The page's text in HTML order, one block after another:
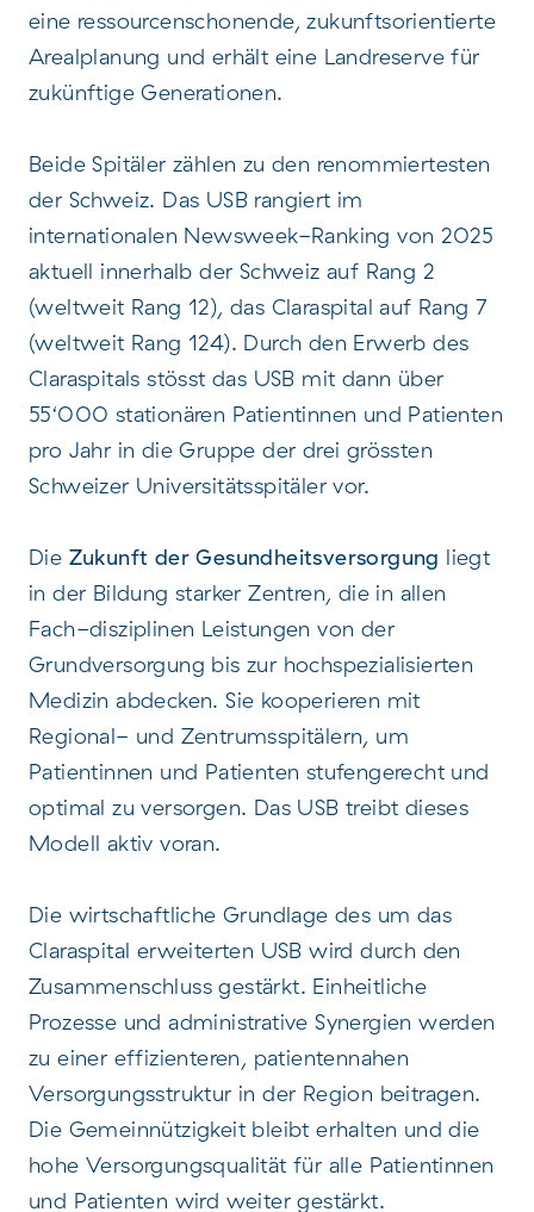
eine ressourcenschonende, zukunftsorientierte
Arealplanung und erhält eine Landreserve für
zukünftige Generationen.
Beide Spitäler zählen zu den renommiertesten
der Schweiz. Das USB rangiert im
internationalen Newsweek-Ranking von 2025
aktuell innerhalb der Schweiz auf Rang 2
(weltweit Rang 12), das Claraspital auf Rang 7
(weltweit Rang 124). Durch den Erwerb des
Claraspitals stösst das USB mit dann über
55‘000 stationären Patientinnen und Patienten
pro Jahr in die Gruppe der drei grössten
Schweizer Universitätsspitäler vor.
Die Zukunft der Gesundheitsversorgung liegt
in der Bildung starker Zentren, die in allen
Fach-disziplinen Leistungen von der
Grundversorgung bis zur hochspezialisierten
Medizin abdecken. Sie kooperieren mit
Regional- und Zentrumsspitälern, um
Patientinnen und Patienten stufengerecht und
optimal zu versorgen. Das USB treibt dieses
Modell aktiv voran.
Die wirtschaftliche Grundlage des um das
Claraspital erweiterten USB wird durch den
Zusammenschluss gestärkt. Einheitliche
Prozesse und administrative Synergien werden
zu einer effizienteren, patientennahen
Versorgungsstruktur in der Region beitragen.
Die Gemeinnützigkeit bleibt erhalten und die
hohe Versorgungsqualität für alle Patientinnen
und Patienten wird weiter gestärkt.